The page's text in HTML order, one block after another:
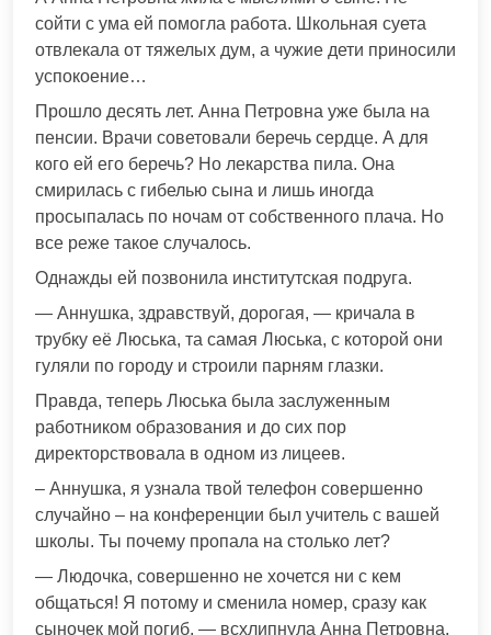
сойти с ума ей помогла работа. Школьная суета
отвлекала от тяжелых дум, а чужие дети приносили
успокоение…
Прошло десять лет. Анна Петровна уже была на
пенсии. Врачи советовали беречь сердце. А для
кого ей его беречь? Но лекарства пила. Она
смирилась с гибелью сына и лишь иногда
просыпалась по ночам от собственного плача. Но
все реже такое случалось.
Однажды ей позвонила институтская подруга.
— Аннушка, здравствуй, дорогая, — кричала в
трубку её Люська, та самая Люська, с которой они
гуляли по городу и строили парням глазки.
Правда, теперь Люська была заслуженным
работником образования и до сих пор
директорствовала в одном из лицеев.
– Аннушка, я узнала твой телефон совершенно
случайно – на конференции был учитель с вашей
школы. Ты почему пропала на столько лет?
— Людочка, совершенно не хочется ни с кем
общаться! Я потому и сменила номер, сразу как
сыночек мой погиб, — всхлипнула Анна Петровна.